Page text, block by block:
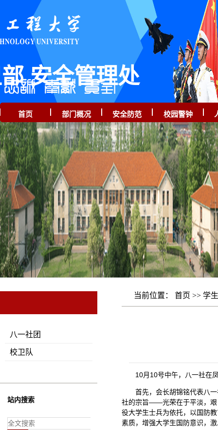
安全管理处
首页 部门概况 安全防范 校园警钟
八一社团
校卫队
站内搜索
当前位置： 首页 >> 学
10月10号中午，八一社在
首先，会长胡锦铭代表八
社的宗旨——光荣在于平淡，艰
役大学生士兵为依托，以国防
素质，增强大学生国防意识，